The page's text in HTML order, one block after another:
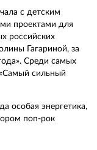
с детским
проектами для
российских
Гагариной, за
Среди самых
сильный
особая энергетика,
поп-рок